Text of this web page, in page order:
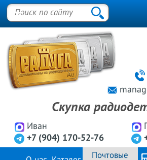
Иван
+7 (904) 170-52-76
Скупка
Почтовые